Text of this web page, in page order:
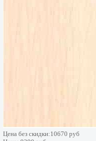
Цена без скидки:10670 руб